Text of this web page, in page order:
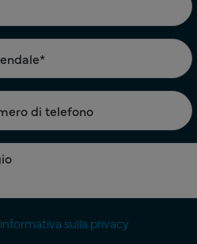
informativa sulla privacy